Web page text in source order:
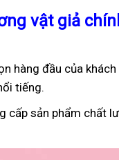
vật giả
hàng đầu của
tiếng.
cấp sản phẩm chất